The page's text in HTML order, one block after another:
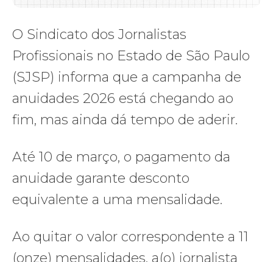
O Sindicato dos Jornalistas
Profissionais no Estado de São Paulo
(SJSP) informa que a campanha de
anuidades 2026 está chegando ao
fim, mas ainda dá tempo de aderir.
Até 10 de março, o pagamento da
anuidade garante desconto
equivalente a uma mensalidade.
Ao quitar o valor correspondente a 11
(onze) mensalidades, a(o) jornalista